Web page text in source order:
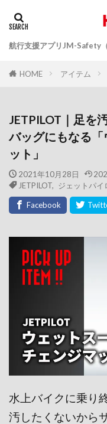
航行支援アプリJM-Safety
HOME アイテム
JETPILOT｜足を
バッグにもなる
ット」
2021年10月28日
JETPILOT, ジェットパイ
水上バイクに乗り
汚したくないから